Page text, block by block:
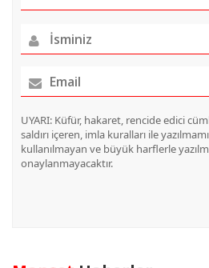
UYARI: Küfür, hakaret, rencide edici
saldırı içeren, imla kuralları ile
kullanılmayan ve büyük harflerle
onaylanmayacaktır.